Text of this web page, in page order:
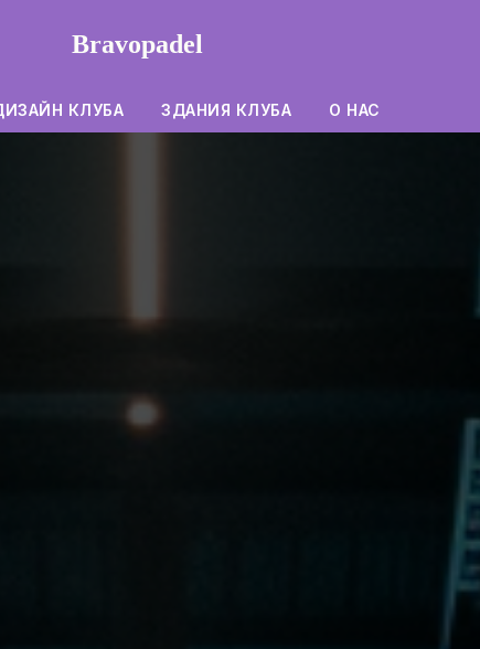
Bravopadel
КЛУБА ЗДАНИЯ КЛУБА О НАС